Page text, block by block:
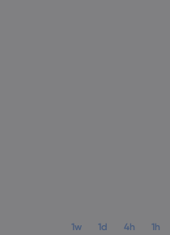
1h
4h
1d
1w